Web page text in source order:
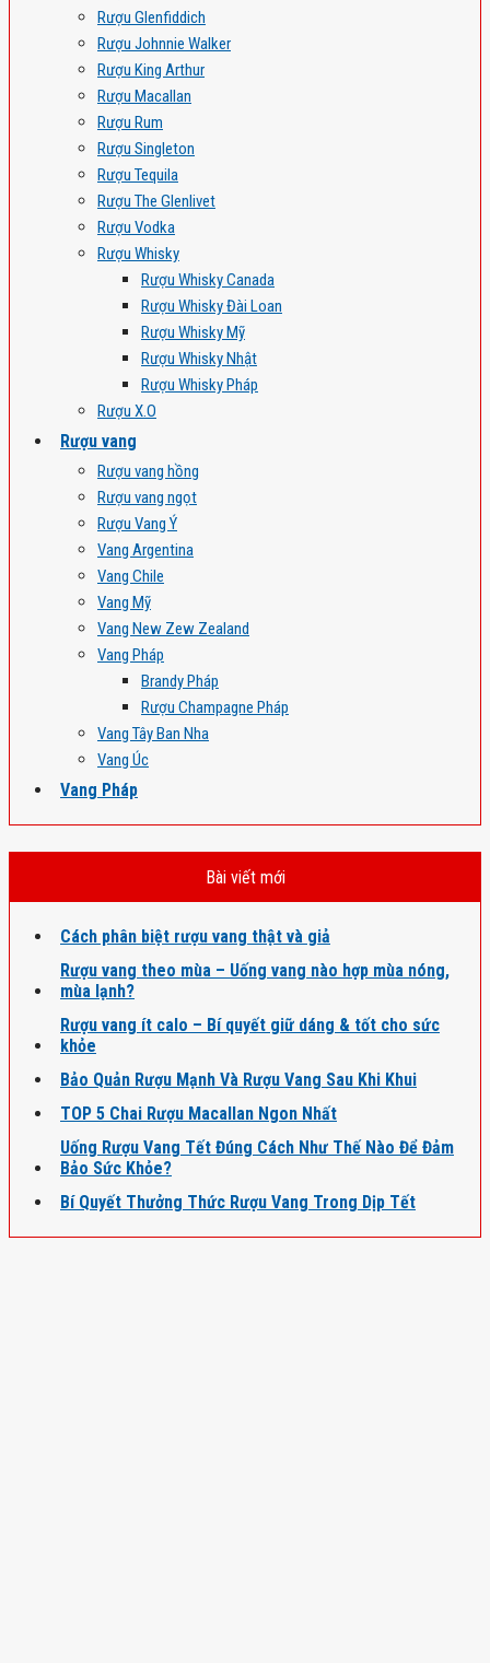
Rượu Glenfiddich
Rượu Johnnie Walker
Rượu King Arthur
Rượu Macallan
Rượu Rum
Rượu Singleton
Rượu Tequila
Rượu The Glenlivet
Rượu Vodka
Rượu Whisky
Rượu Whisky Canada
Rượu Whisky Đài Loan
Rượu Whisky Mỹ
Rượu Whisky Nhật
Rượu Whisky Pháp
Rượu X.O
Rượu vang
Rượu vang hồng
Rượu vang ngọt
Rượu Vang Ý
Vang Argentina
Vang Chile
Vang Mỹ
Vang New Zew Zealand
Vang Pháp
Brandy Pháp
Rượu Champagne Pháp
Vang Tây Ban Nha
Vang Úc
Vang Pháp
Bài viết mới
Cách phân biệt rượu vang thật và giả
Rượu vang theo mùa – Uống vang nào hợp mùa nóng,
mùa lạnh?
Rượu vang ít calo – Bí quyết giữ dáng & tốt cho sức
khỏe
Bảo Quản Rượu Mạnh Và Rượu Vang Sau Khi Khui
TOP 5 Chai Rượu Macallan Ngon Nhất
Uống Rượu Vang Tết Đúng Cách Như Thế Nào Để Đảm
Bảo Sức Khỏe?
Bí Quyết Thưởng Thức Rượu Vang Trong Dịp Tết